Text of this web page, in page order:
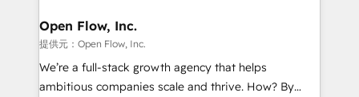
and Stockholm Elixir is a first mover and leader
when it comes to HubSpot sales and service
implementations, highly renowned for our business
acumen, process (re-)design experience and a
Open Flow, Inc.
提供元：Open Flow, Inc.
We’re a full-stack growth agency that helps
ambitious companies scale and thrive. How? By